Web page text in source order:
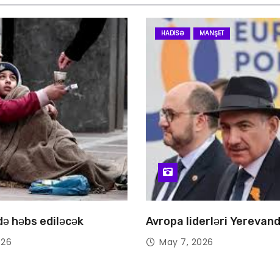
həbs ediləcək
HADISƏ MANŞET
Avropa liderləri
May 7, 2026